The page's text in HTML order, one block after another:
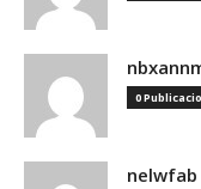
0
nelwfab